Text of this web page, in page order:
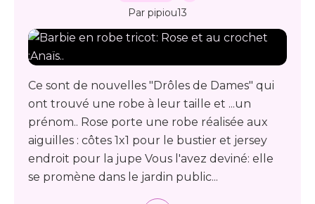
Par pipiou13
Ce sont de nouvelles "Drôles de Dames" qui
ont trouvé une robe à leur taille et ...un
prénom.. Rose porte une robe réalisée aux
aiguilles : côtes 1x1 pour le bustier et jersey
endroit pour la jupe Vous l'avez deviné: elle
se promène dans le jardin public...